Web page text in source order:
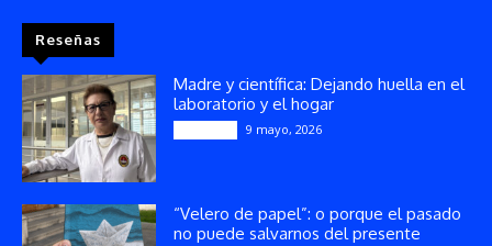
Reseñas
Madre y científica: Dejando huella en el
laboratorio y el hogar
9 mayo, 2026
“Velero de papel”: o porque el pasado
no puede salvarnos del presente